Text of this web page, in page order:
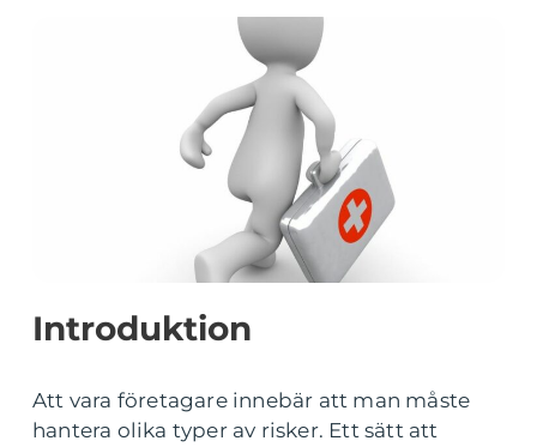
Introduktion
Att vara företagare innebär att man måste
hantera olika typer av risker. Ett sätt att